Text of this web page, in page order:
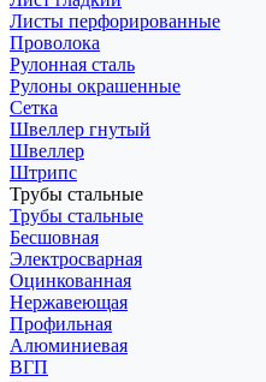
Листы перфорированные
Проволока
Рулонная сталь
Рулоны окрашенные
Сетка
Швеллер гнутый
Швеллер
Штрипс
Трубы стальные
Трубы стальные
Бесшовная
Электросварная
Оцинкованная
Нержавеющая
Профильная
Алюминиевая
ВГП